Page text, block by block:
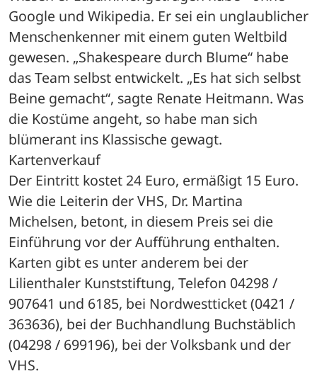
Google und Wikipedia. Er sei ein unglaublicher
Menschenkenner mit einem guten Weltbild
gewesen. „Shakespeare durch Blume“ habe
das Team selbst entwickelt. „Es hat sich selbst
Beine gemacht“, sagte Renate Heitmann. Was
die Kostüme angeht, so habe man sich
blümerant ins Klassische gewagt.
Kartenverkauf
Der Eintritt kostet 24 Euro, ermäßigt 15 Euro.
Wie die Leiterin der VHS, Dr. Martina
Michelsen, betont, in diesem Preis sei die
Einführung vor der Aufführung enthalten.
Karten gibt es unter anderem bei der
Lilienthaler Kunststiftung, Telefon 04298 /
907641 und 6185, bei Nordwestticket (0421 /
363636), bei der Buchhandlung Buchstäblich
(04298 / 699196), bei der Volksbank und der
VHS.